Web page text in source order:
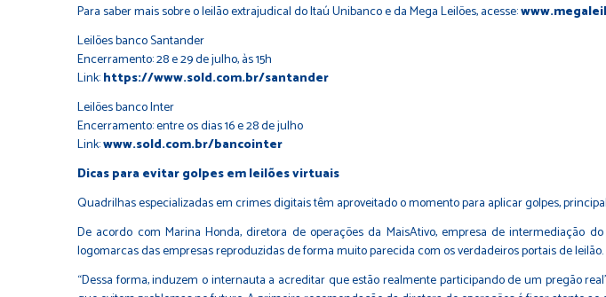
Para saber mais sobre o leilão extrajudical do Itaú Unibanco e da Mega Leilões, acesse:
Leilões banco Santander
Encerramento: 28 e 29 de julho, às 15h
Link:https://www.sold.com.br/santander
Leilões banco Inter
Encerramento: entre os dias 16 e 28 de julho
Link:www.sold.com.br/bancointer
Dicas para evitar golpes em leilões virtuais
Quadrilhas especializadas em crimes digitais têm aproveitado o momento para aplicar golpes,
De acordo com Marina Honda, diretora de operações da MaisAtivo, empresa de intermediação
logomarcas das empresas reproduzidas de forma muito parecida com os verdadeiros portais de leilão.
“Dessa forma, induzem o internauta a acreditar que estão realmente participando de um pregão